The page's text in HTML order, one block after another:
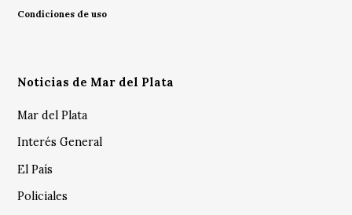
Condiciones de uso
Noticias de Mar del Plata
Mar del Plata
Interés General
El País
Policiales